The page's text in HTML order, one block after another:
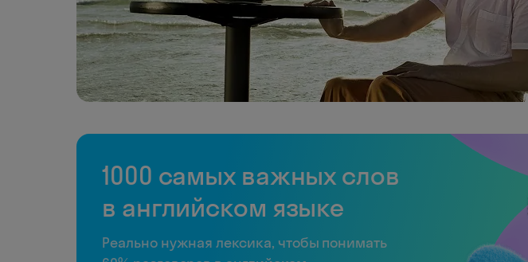
1000 самых важных слов
в английском языке
Реально нужная лексика, чтобы понимать